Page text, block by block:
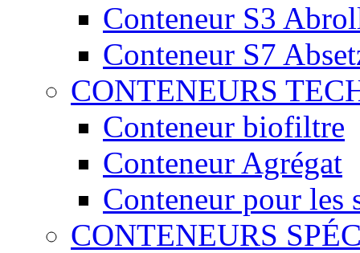
Conteneur S3
Conteneur S7
CONTENEURS
Conteneur biofiltre
Conteneur Agrégat
Conteneur pour les
CONTENEURS